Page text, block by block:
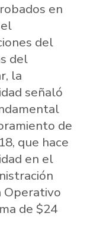
en
del
del
la
señaló
de
que hace
en el
Operativo
de $24